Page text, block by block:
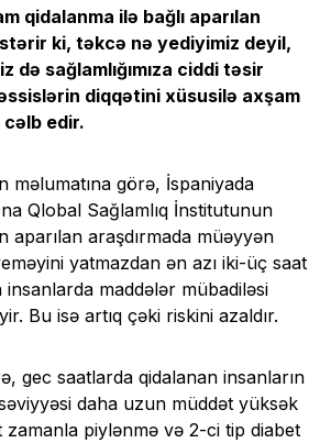
qidalanma ilə bağlı aparılan
ki, təkcə nə yediyimiz deyil,
də sağlamlığımıza ciddi təsir
diqqətini xüsusilə axşam
edir.
məlumatına görə, İspaniyada
Qlobal Sağlamlıq İnstitutunun
aparılan araşdırmada müəyyən
yatmazdan ən azı iki-üç saat
maddələr mübadiləsi
Bu isə artıq çəki riskini azaldır.
gec saatlarda qidalanan insanların
daha uzun müddət yüksək
zamanla piylənmə və 2-ci tip diabet